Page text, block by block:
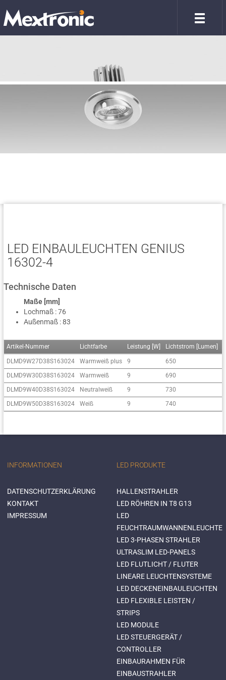
LED EINBAULEUCHTEN GENIUS
16302-4
Technische Daten
Maße [mm]
Lochmaß : 76
Außenmaß : 83
Artikel-Nummer Lichtfarbe Leistung [W] Lichtstrom [Lumen]
DLMD9W27D38S163024 Warmweiß plus 9 650
DLMD9W30D38S163024
Warmweiß 9 690
DLMD9W40D38S163024
Neutralweiß 9 730
DLMD9W50D38S163024
Weiß 9 740
INFORMATIONEN
DATENSCHUTZERKLÄRUNG
KONTAKT
IMPRESSUM
LED PRODUKTE
HALLENSTRAHLER
LED RÖHREN IN T8 G13
LED
FEUCHTRAUMWANNENLEUCHTE
LED 3-PHASEN STRAHLER
ULTRASLIM LED-PANELS
LED FLUTLICHT / FLUTER
LINEARE LEUCHTENSYSTEME
LED DECKENEINBAULEUCHTEN
LED FLEXIBLE LEISTEN /
STRIPS
LED MODULE
LED STEUERGERÄT /
CONTROLLER
EINBAURAHMEN FÜR
EINBAUSTRAHLER